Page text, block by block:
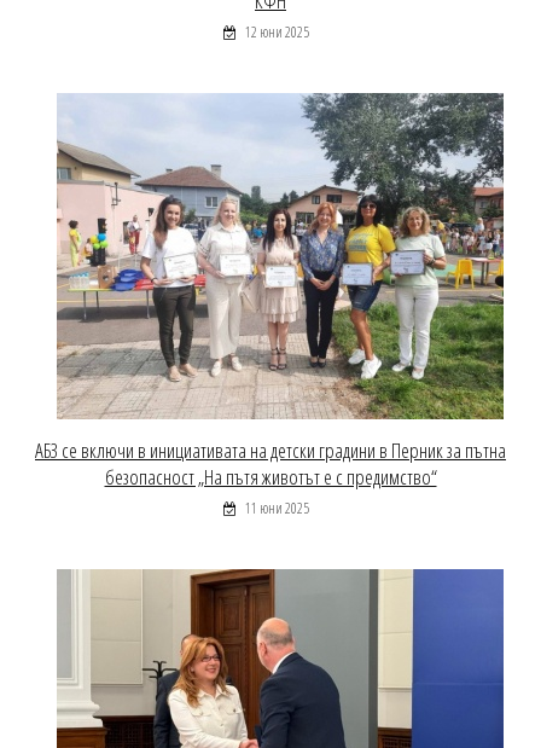
12 юни 2025
АБЗ се включи в инициативата на детски градини в Перник за пътна
безопасност „На пътя животът е с предимство“
11 юни 2025